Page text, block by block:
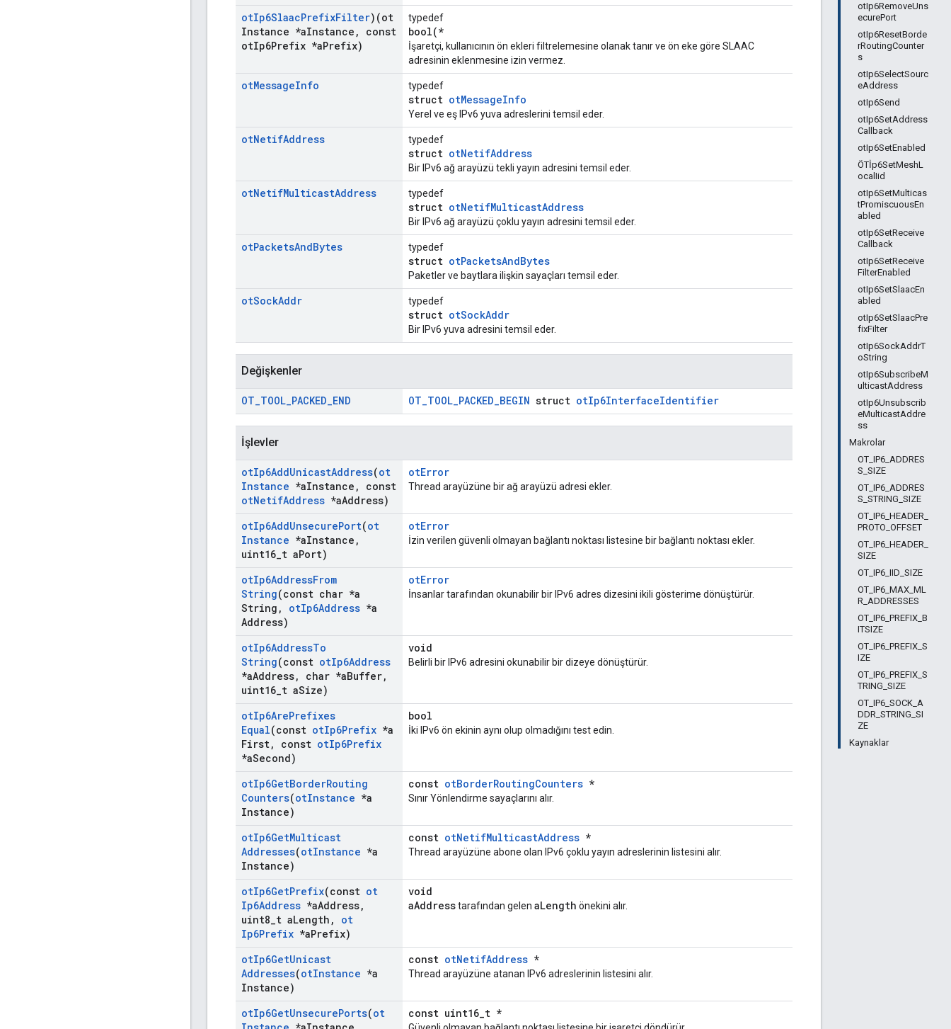
otIp6RemoveUns
ecurePort
otIp6ResetBorde
rRoutingCounter
s
otIp6SelectSourc
eAddress
otIp6Send
otIp6SetAddress
Callback
otIp6SetEnabled
ÖTİp6SetMeshL
ocalIid
otIp6SetMulticas
tPromiscuousEn
abled
otIp6SetReceive
Callback
otIp6SetReceive
FilterEnabled
otIp6SetSlaacEn
abled
otIp6SetSlaacPre
fixFilter
otIp6SockAddrT
oString
otIp6SubscribeM
ulticastAddress
otIp6Unsubscrib
eMulticastAddre
ss
Makrolar
OT_IP6_ADDRES
S_SIZE
OT_IP6_ADDRES
S_STRING_SIZE
OT_IP6_HEADER_
PROTO_OFFSET
OT_IP6_HEADER_
SIZE
OT_IP6_IID_SIZE
OT_IP6_MAX_ML
R_ADDRESSES
OT_IP6_PREFIX_B
ITSIZE
OT_IP6_PREFIX_S
IZE
OT_IP6_PREFIX_S
TRING_SIZE
OT_IP6_SOCK_A
DDR_STRING_SI
ZE
Kaynaklar
otIp6SlaacPrefixFilter)(ot
Instance *aInstance ,
const
otIp6Prefix *aPrefix)
typedef
bool(*
İşaretçi, kullanıcının ön ekleri filtrelemesine olanak tanır ve ön eke göre SLAAC
adresinin eklenmesine izin vermez.
otMessageInfo typedef
struct otMessageInfo
Yerel ve eş IPv6 yuva adreslerini temsil eder.
otNetifAddress typedef
struct otNetifAddress
Bir IPv6 ağ arayüzü tekli yayın adresini temsil eder.
otNetifMulticastAddress typedef
struct otNetifMulticastAddress
Bir IPv6 ağ arayüzü çoklu yayın adresini temsil eder.
otPacketsAndBytes typedef
struct otPacketsAndBytes
Paketler ve baytlara ilişkin sayaçları temsil eder.
otSockAddr typedef
struct otSockAddr
Bir IPv6 yuva adresini temsil eder.
Değişkenler
OT_TOOL_PACKED_END OT_TOOL_PACKED_BEGIN struct otIp6InterfaceIdentifier
İşlevler
otIp6AddUnicastAddress(ot
Instance *aInstance ,
const
otNetifAddress *aAddress)
otError
Thread arayüzüne bir ağ arayüzü adresi ekler.
otIp6AddUnsecurePort(ot
Instance *aInstance ,
uint16 t aPort)
otError
İzin verilen güvenli olmayan bağlantı noktası listesine bir bağlantı noktası ekler.
otIp6AddressFrom
String(const char *a
String , otIp6Address *a
Address)
otError
İnsanlar tarafından okunabilir bir IPv6 adres dizesini ikili gösterime dönüştürür.
otIp6AddressTo
String(const otIp6Address
*aAddress, char *aBuffer,
uint16 t aSize)
void
Belirli bir IPv6 adresini okunabilir bir dizeye dönüştürür.
otIp6ArePrefixes
Equal(const otIp6Prefix *a
First, const otIp6Prefix
*aSecond)
bool
İki IPv6 ön ekinin aynı olup olmadığını test edin.
otIp6GetBorderRouting
Counters(otInstance *a
Instance)
const otBorderRoutingCounters *
Sınır Yönlendirme sayaçlarını alır.
otIp6GetMulticast
Addresses(otInstance *a
Instance)
const otNetifMulticastAddress *
Thread arayüzüne abone olan IPv6 çoklu yayın adreslerinin listesini alır.
otIp6GetPrefix(const ot
Ip6Address *aAddress,
uint8 t aLength ,
ot
Ip6Prefix *aPrefix)
void
aAddresstarafından gelen aLength önekini alır.
otIp6GetUnicast
Addresses(otInstance *a
Instance)
const otNetifAddress *
Thread arayüzüne atanan IPv6 adreslerinin listesini alır.
otIp6GetUnsecurePorts(ot
const uint16_t *